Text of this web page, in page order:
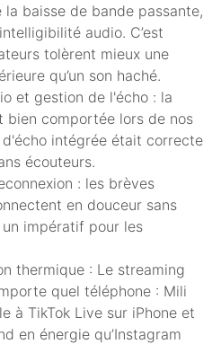
baisse de bande passante,
audio. C’est
tolèrent mieux une
qu’un son haché.
et gestion de l'écho : la
bien comportée lors de nos
intégrée était correcte
écouteurs.
: les brèves
en douceur sans
impératif pour les
thermique : Le streaming
quel téléphone : Mili
à TikTok Live sur iPhone et
en énergie qu’Instagram